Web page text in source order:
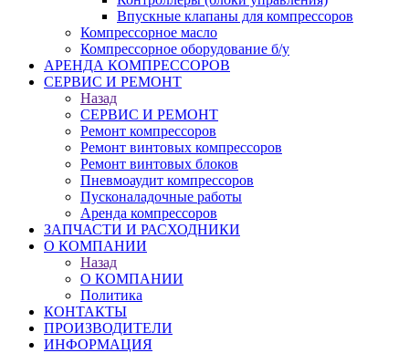
Впускные клапаны для компрессоров
Компрессорное масло
Компрессорное оборудование б/у
АРЕНДА КОМПРЕССОРОВ
СЕРВИС И РЕМОНТ
Назад
СЕРВИС И РЕМОНТ
Ремонт компрессоров
Ремонт винтовых компрессоров
Ремонт винтовых блоков
Пневмоаудит компрессоров
Пусконаладочные работы
Аренда компрессоров
ЗАПЧАСТИ И РАСХОДНИКИ
О КОМПАНИИ
Назад
О КОМПАНИИ
Политика
КОНТАКТЫ
ПРОИЗВОДИТЕЛИ
ИНФОРМАЦИЯ